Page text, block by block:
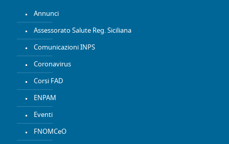
Annunci
Assessorato Salute Reg. Siciliana
Comunicazioni INPS
Coronavirus
Corsi FAD
ENPAM
Eventi
FNOMCeO